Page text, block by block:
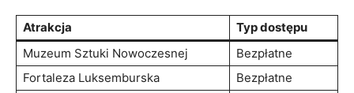
Atrakcja
Typ dostępu
Muzeum Sztuki Nowoczesnej
Bezpłatne
Fortaleza Luksemburska
Bezpłatne